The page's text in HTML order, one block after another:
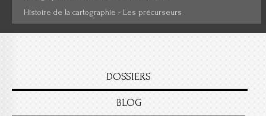
Histoire de la cartographie - Les précurseurs
DOSSIERS
BLOG